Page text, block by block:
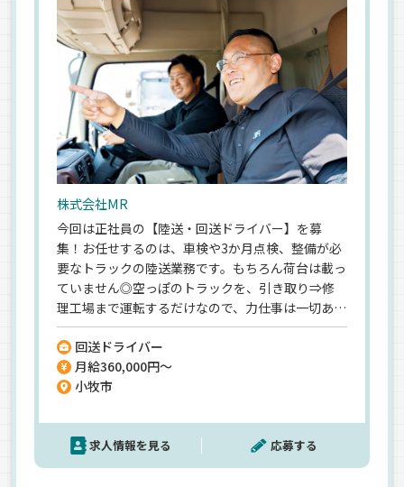
株式会社MR
今回は正社員の【陸送・回送ドライバー】を募
集！お任せするのは、車検や3か月点検、整備が必
要なトラックの陸送業務です。もちろん荷台は載っ
ていません◎空っぽのトラックを、引き取り⇒修
理工場まで運転するだけなので、力仕事は一切あり
ません★だからこそ…ドライバーとしての経験は
不問！荷物を運ぶ”配送”ではなく、トラックを運
転して移動させる”回送”なので、安全に運転にでき
る方なら未経験でも大歓迎です◎＼月給36万円も
安定した収入も叶えられているんです！面接はカ
フェ集合！ラフな雰囲気なので話しやすい♪
回送ドライバー
月給360,000円～
小牧市
求人情報を見る 応募する